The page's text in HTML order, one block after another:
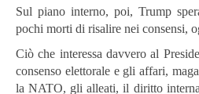
Sul piano interno, poi, Trump
pochi morti di risalire nei consensi,
Ciò che interessa davvero al
consenso elettorale e gli affari,
la NATO, gli alleati, il diritto